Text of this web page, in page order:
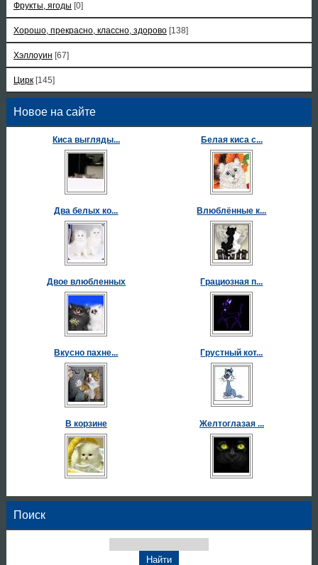
Фрукты, ягоды [0]
Хорошо, прекрасно, классно, здорово [138]
Хэллоуин [67]
Цирк [145]
Новое на сайте
Киса выгляды... Белая киса с...
Два белых ко... Влюблённые к...
Двое влюбленных Грациозная п...
Вкусно пахне... Грустный кот...
В корзине Желтоглазая ...
Поиск